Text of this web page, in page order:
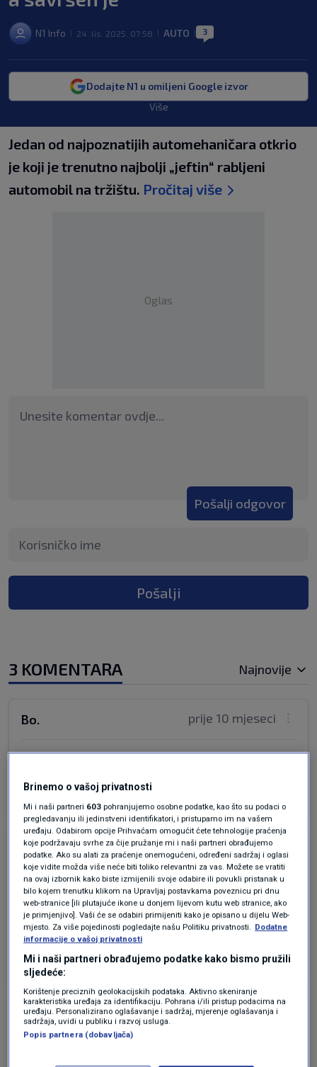
N1 Info 24. lis. 2025. 07:58 AUTO 3
Dodajte N1 u omiljeni Google izvor
Više
Jedan od najpoznatijih automehaničara otkrio
je koji je trenutno najbolji „jeftin“ rabljeni
automobil na tržištu. Pročitaj više
Oglas
Pošalji odgovor
Pošalji
3 KOMENTARA Najnovije
prije 10 mjeseci
Bo.
prije 10 mjeseci
jura
"Cijena rabljenih Corolli varira ovisno o starosti,
prijeđenim kilometrima i općem stanju vozila." -
ma da??? nikad ne bih pomislio!!!
Odgovor
prije 10 mjeseci
MAROIJAN
Brinemo o vašoj privatnosti
Mi i naši partneri 603 pohranjujemo osobne podatke, kao što su podaci o
pregledavanju ili jedinstveni identifikatori, i pristupamo im na vašem
uređaju. Odabirom opcije Prihvaćam omogućit ćete tehnologije praćenja
koje podržavaju svrhe za čije pružanje mi i naši partneri obrađujemo
podatke. Ako su alati za praćenje onemogućeni, određeni sadržaj i oglasi
koje vidite možda više neće biti toliko relevantni za vas. Možete se vratiti
na ovaj izbornik kako biste izmijenili svoje odabire ili povukli pristanak u
bilo kojem trenutku klikom na Upravljaj postavkama poveznicu pri dnu
web-stranice [ili plutajuće ikone u donjem lijevom kutu web stranice, ako
je primjenjivo]. Vaši će se odabiri primijeniti kako je opisano u dijelu Web-
mjesto. Za više pojedinosti pogledajte našu Politiku privatnosti. Dodatne
informacije o vašoj privatnosti
Mi i naši partneri obrađujemo podatke kako bismo pružili
sljedeće:
Korištenje preciznih geolokacijskih podataka. Aktivno skeniranje
karakteristika uređaja za identifikaciju. Pohrana i/ili pristup podacima na
uređaju. Personalizirano oglašavanje i sadržaj, mjerenje oglašavanja i
sadržaja, uvidi u publiku i razvoj usluga.
Popis partnera (dobavljača)